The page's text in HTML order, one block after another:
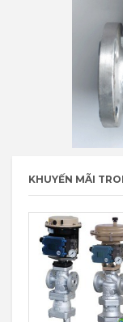
KHUYẾN MÃI